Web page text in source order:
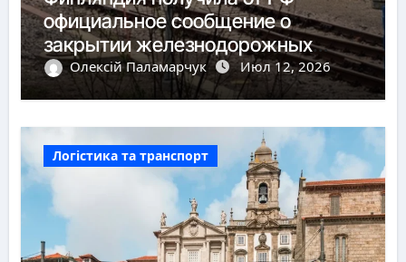
официальное сообщение о
закрытии железнодорожных
пунктов пропуска
Олексій Паламарчук Июл 12, 2026
Логістика та транспорт